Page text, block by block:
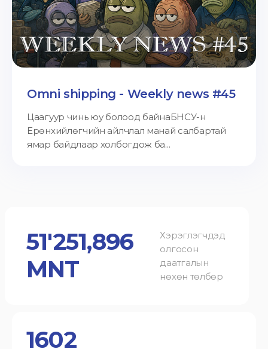
Omni shipping - Weekly news #45
Цаагуур чинь юу болоод байнаБНСУ-н
Ерөнхийлөгчийн айлчлал манай салбартай
ямар байдлаар холбогдож ба...
51'251,896
MNT
Хэрэглэгчдэд
олгосон
даатгалын
нөхөн төлбөр
1602